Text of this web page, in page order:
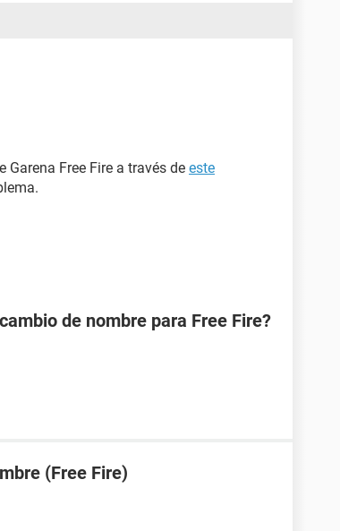
Garena Free Fire a través de este
de nombre para Free Fire?
(Free Fire)